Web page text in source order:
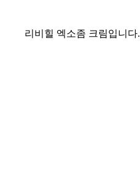
리비힐 엑소좀 크림입니다.